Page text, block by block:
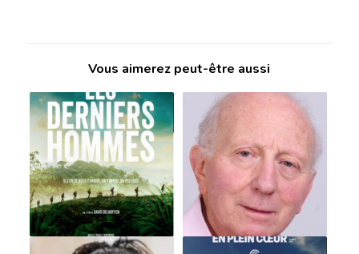
Vous aimerez peut-être aussi